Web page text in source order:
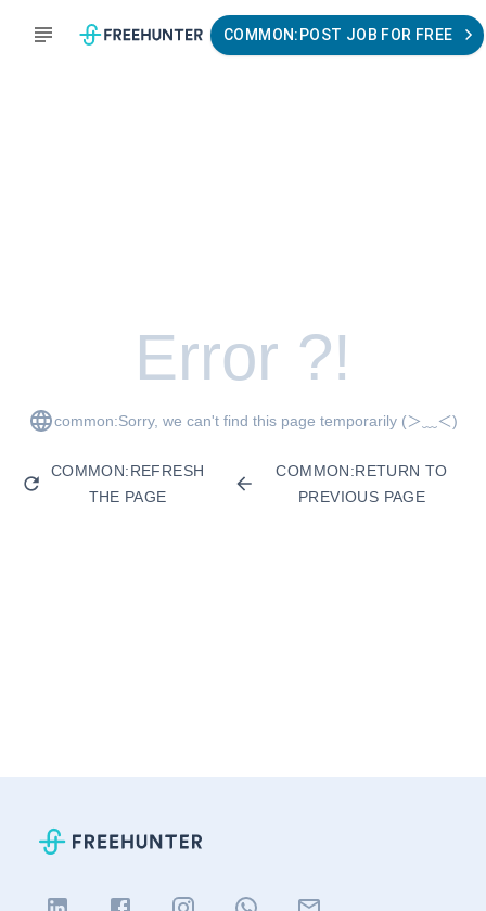
COMMON:POST JOB FOR FREE
Error ?!
common:Sorry, we can't find this page temporarily (＞﹏＜)
COMMON:REFRESH
THE PAGE
COMMON:RETURN TO
PREVIOUS PAGE